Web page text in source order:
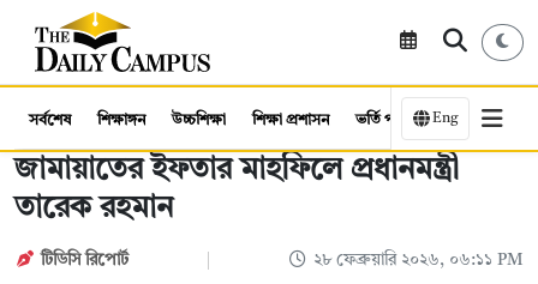
সর্বশেষ শিক্ষাঙ্গন উচ্চশিক্ষা শিক্ষা প্রশাসন ভর্তি পরীক্ষা কর্মসংস্থান
Eng
জামায়াতের ইফতার মাহফিলে প্রধানমন্ত্রী
তারেক রহমান
টিডিসি রিপোর্ট ২৮ ফেব্রুয়ারি ২০২৬, ০৬:১১ PM